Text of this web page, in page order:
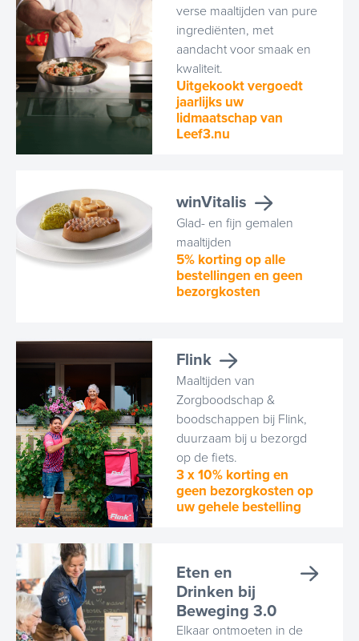
verse maaltijden van pure
ingrediënten, met
aandacht voor smaak en
kwaliteit.
Uitgekookt vergoedt
jaarlijks uw
lidmaatschap van
Leef3.nu
winVitalis
Glad- en fijn gemalen
maaltijden
5% korting op alle
bestellingen en geen
bezorgkosten
Flink
Maaltijden van
Zorgboodschap &
boodschappen bij Flink,
duurzaam bij u bezorgd
op de fiets.
3 x 10% korting en
geen bezorgkosten op
uw gehele bestelling
Eten en
Drinken bij
Beweging 3.0
Elkaar ontmoeten in de